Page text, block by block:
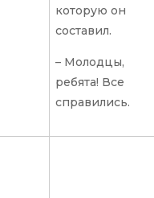
которую он
составил.
– Молодцы,
ребята! Все
справились.